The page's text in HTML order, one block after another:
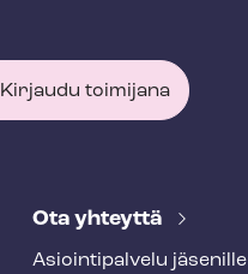
Kirjaudu toimijana
Ota yhteyttä
Asioin­ti­pal­ve­lu jäsenille